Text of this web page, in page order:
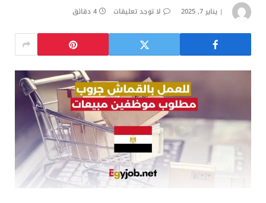
يناير 7, 2025 لا توجد تعليقات 4 دقائق